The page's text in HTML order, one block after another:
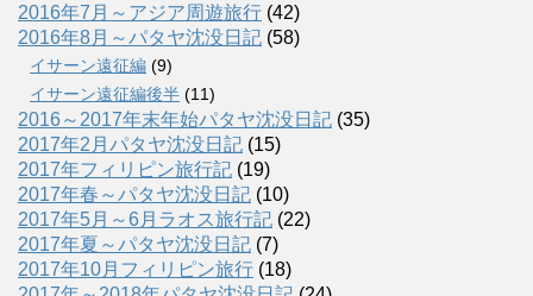
2016年7月～アジア周遊旅行 (42)
2016年8月～パタヤ沈没日記 (58)
イサーン遠征編 (9)
イサーン遠征編後半 (11)
2016～2017年末年始パタヤ沈没日記 (35)
2017年2月パタヤ沈没日記 (15)
2017年フィリピン旅行記 (19)
2017年春～パタヤ沈没日記 (10)
2017年5月～6月ラオス旅行記 (22)
2017年夏～パタヤ沈没日記 (7)
2017年10月フィリピン旅行 (18)